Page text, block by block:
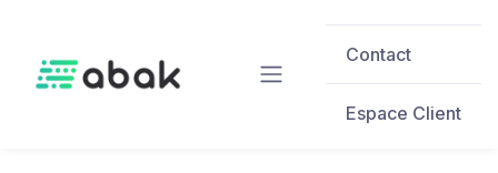
Contact
Espace Client